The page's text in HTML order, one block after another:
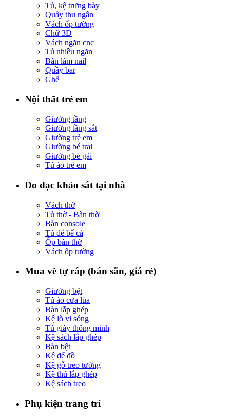
Tủ, kệ trưng bày
Quầy thu ngân
Vách ốp tường
Chữ 3D
Vách ngăn cnc
Tủ nhiều ngăn
Bàn làm nail
Quầy bar
Ghế
Nội thất trẻ em
Giường tầng
Giường tầng sắt
Giường trẻ em
Giường bé trai
Giường bé gái
Tủ áo trẻ em
Đo đạc khảo sát tại nhà
Vách thờ
Tủ thờ - Bàn thờ
Bàn console
Tủ để bể cá
Ốp bàn thờ
Vách ốp tường
Mua về tự ráp (bán sẵn, giá rẻ)
Giường bệt
Tủ áo cửa lùa
Bàn lắp ghép
Kệ lò vi sóng
Tủ giày thông minh
Kệ sách lắp ghép
Bàn bệt
Kệ để đồ
Kệ gỗ treo tường
Kệ thú lắp ghép
Kệ sách treo
Phụ kiện trang trí